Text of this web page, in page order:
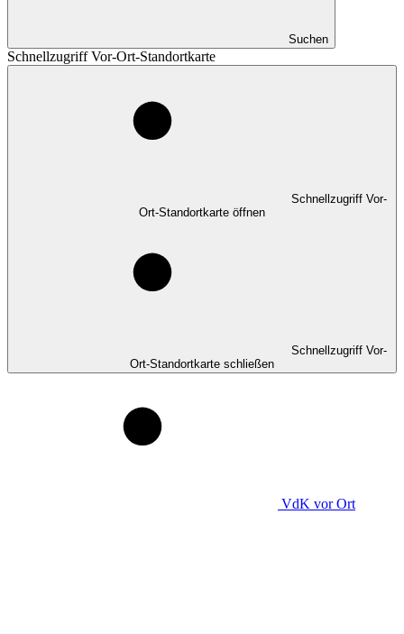
Suchen
Schnellzugriff Vor-Ort-Standortkarte
Schnellzugriff Vor-
Ort-Standortkarte öffnen
Schnellzugriff Vor-
Ort-Standortkarte schließen
VdK vor Ort